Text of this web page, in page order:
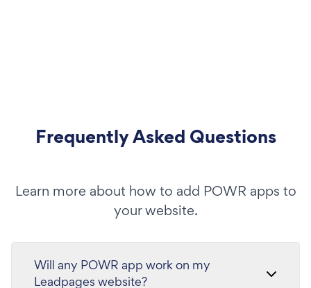
Frequently Asked Questions
Learn more about how to add POWR apps to
your website.
Will any POWR app work on my
Leadpages website?